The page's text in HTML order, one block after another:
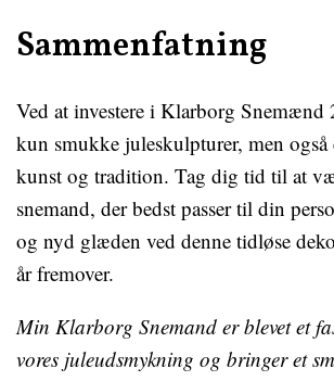
Sammenfatning
Ved at investere i Klarborg
kun smukke juleskulpturer, men også
kunst og tradition. Tag dig tid til at
snemand, der bedst passer til din
og nyd glæden ved denne tidløse
år fremover.
Min Klarborg Snemand er blevet et
vores juleudsmykning og bringer et